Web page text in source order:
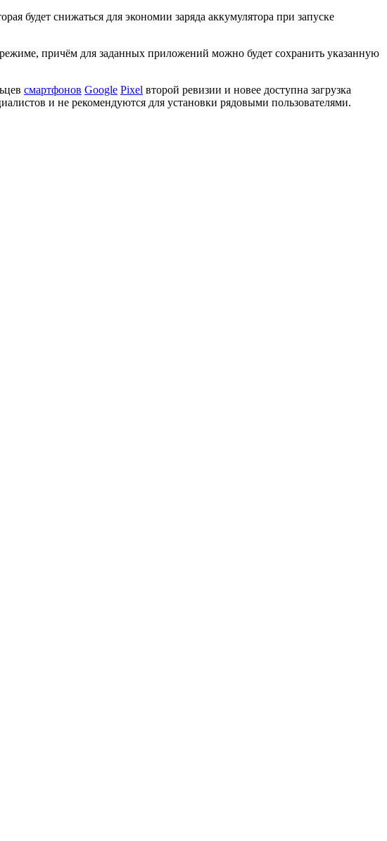
будет снижаться для экономии заряда аккумулятора при запуске
причём для заданных приложений можно будет сохранить указанную
смартфонов Google Pixel второй ревизии и новее доступна загрузка
и не рекомендуются для установки рядовыми пользователями.